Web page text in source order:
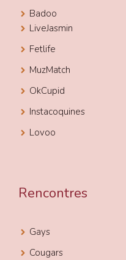
Badoo
LiveJasmin
Fetlife
MuzMatch
OkCupid
Instacoquines
Lovoo
Rencontres
Gays
Cougars